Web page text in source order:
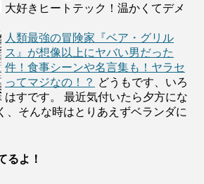
大好きヒートテック！温かくてデメ
人類最強の冒険家『ベア・グリル
ス』が想像以上にヤバい男だった
件！食事シーンや名言集も！ヤラセ
ってマジなの！？ どうもです、いろ
はすです。 最近気付いたら夕方にな
、そんな時はとりあえずベランダに
るよ！